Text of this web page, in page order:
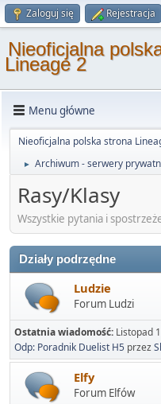
Zaloguj się Rejestracja
Nieoficjalna
Lineage 2
Menu główne
Nieoficjalna polska strona
► Archiwum - serwery
Rasy/Klasy
Wszystkie pytania i
Działy podrzędne
Ludzie
Forum Ludzi
Ostatnia wiadomość: Listopad
Odp: Poradnik Duelist H5 przez
Elfy
Forum Elfów